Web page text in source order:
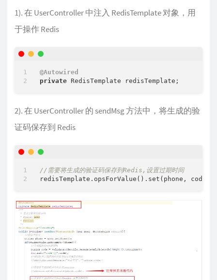
1). 在 UserController 中注入 RedisTemplate 对象，用
于操作 Redis
@Autowired
private
2). 在 UserController 的 sendMsg 方法中，将生成的验
证码保存到 Redis
//需要将生成的验证码保存到Redis,设置过期时间
redisTemplate.opsForValue().set(phone, code,